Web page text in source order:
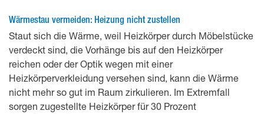
Wärmestau vermeiden: Heizung nicht zustellen
Staut sich die Wärme, weil Heizkörper durch Möbelstücke
verdeckt sind, die Vorhänge bis auf den Heizkörper
reichen oder der Optik wegen mit einer
Heizkörperverkleidung versehen sind, kann die Wärme
nicht mehr so gut im Raum zirkulieren. Im Extremfall
sorgen zugestellte Heizkörper für 30 Prozent